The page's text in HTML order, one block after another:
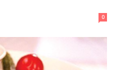
0